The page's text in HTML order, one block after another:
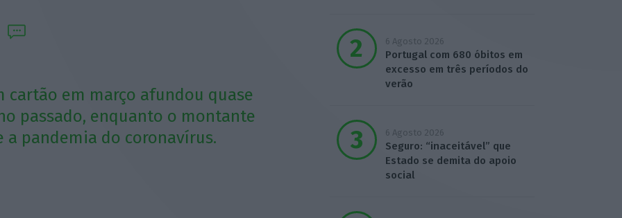
cartão em março afundou quase
passado, enquanto o montante
a pandemia do coronavírus.
6 Agosto 2026
Portugal com 680 óbitos em
excesso em três períodos do
verão
6 Agosto 2026
Seguro: “inaceitável” que
Estado se demita do apoio
social